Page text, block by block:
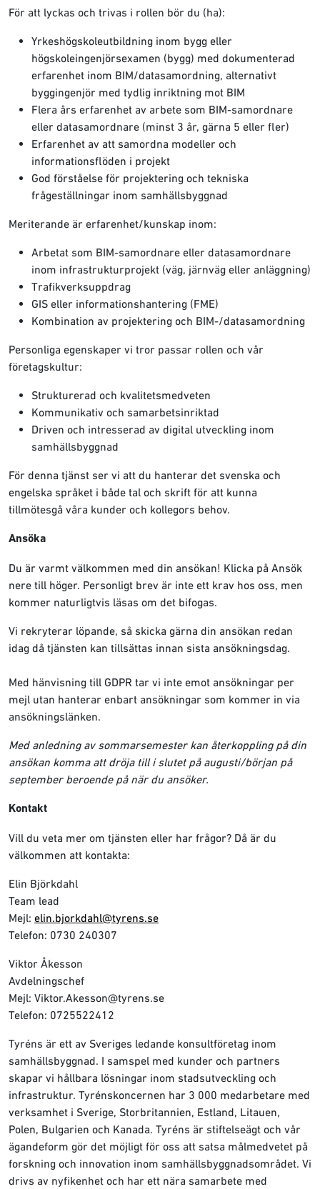
För att lyckas och trivas i rollen bör du (ha):
Yrkeshögskoleutbildning inom bygg eller
högskoleingenjörsexamen (bygg) med dokumenterad
erfarenhet inom BIM/datasamordning, alternativt
byggingenjör med tydlig inriktning mot BIM
Flera års erfarenhet av arbete som BIM-samordnare
eller datasamordnare (minst 3 år, gärna 5 eller fler)
Erfarenhet av att samordna modeller och
informationsflöden i projekt
God förståelse för projektering och tekniska
frågeställningar inom samhällsbyggnad
Meriterande är erfarenhet/kunskap inom:
Arbetat som BIM-samordnare eller datasamordnare
inom infrastrukturprojekt (väg, järnväg eller anläggning)
Trafikverksuppdrag
GIS eller informationshantering (FME)
Kombination av projektering och BIM-/datasamordning
Personliga egenskaper vi tror passar rollen och vår
företagskultur:
Strukturerad och kvalitetsmedveten
Kommunikativ och samarbetsinriktad
Driven och intresserad av digital utveckling inom
samhällsbyggnad
För denna tjänst ser vi att du hanterar det svenska och
engelska språket i både tal och skrift för att kunna
tillmötesgå våra kunder och kollegors behov.
Ansöka
Du är varmt välkommen med din ansökan! Klicka på Ansök
nere till höger. Personligt brev är inte ett krav hos oss, men
kommer naturligtvis läsas om det bifogas.
Vi rekryterar löpande, så skicka gärna din ansökan redan
idag då tjänsten kan tillsättas innan sista ansökningsdag.
Med hänvisning till GDPR tar vi inte emot ansökningar per
mejl utan hanterar enbart ansökningar som kommer in via
ansökningslänken.
Med anledning av sommarsemester kan återkoppling på din
ansökan komma att dröja till i slutet på augusti/början på
september beroende på när du ansöker.
Kontakt
Vill du veta mer om tjänsten eller har frågor? Då är du
välkommen att kontakta:
Elin Björkdahl
Team lead
⁠Mejl: elin.bjorkdahl@tyrens.se
Telefon: 0730 240307
Viktor Åkesson
Avdelningschef
Mejl: Viktor.Akesson@tyrens.se
Telefon: 0725522412
Tyréns är ett av Sveriges ledande konsultföretag inom
samhällsbyggnad. I samspel med kunder och partners
skapar vi hållbara lösningar inom stadsutveckling och
infrastruktur. Tyrénskoncernen har 3 000 medarbetare med
verksamhet i Sverige, Storbritannien, Estland, Litauen,
Polen, Bulgarien och Kanada. Tyréns är stiftelseägt och vår
ägandeform gör det möjligt för oss att satsa målmedvetet på
forskning och innovation inom samhällsbyggnadsområdet. Vi
drivs av nyfikenhet och har ett nära samarbete med